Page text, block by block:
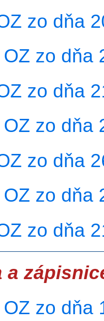
zo dňa
zo dňa
zo dňa
zo dňa
zo dňa
zo dňa
zo dňa
a
zo dňa